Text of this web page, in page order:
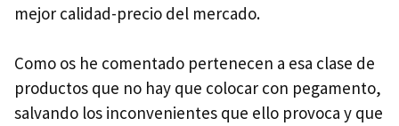
mejor calidad-precio del mercado.
Como os he comentado pertenecen a esa clase de
productos que no hay que colocar con pegamento,
salvando los inconvenientes que ello provoca y que